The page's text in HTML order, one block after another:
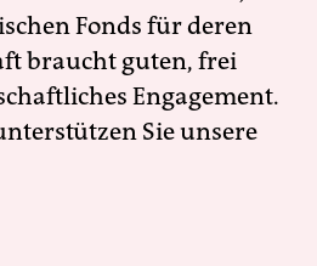
Fonds für deren
braucht guten, frei
Engagement.
Sie unsere